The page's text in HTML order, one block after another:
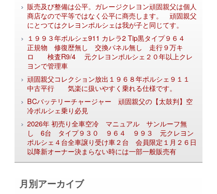
販売及び整備は公平。ガレージクレヨン頑固親父は個人
商店なので平等ではなく公平に商売します。 頑固親父
にとつてはクレヨンポルシェは我が子と同じてす。
１９９３年ポルシェ911 カレラ2 Tip黒タイプ９６４
正規物 修復歴無し 交換パネル無し 走行９万キ
ロ 検査R9/4 元クレヨンポルシェ２０年以上クレ
ヨンで管理車
頑固親父コレクション放出１９６８年ポルシェ９１１
中古平行 気楽に扱いやすく乗れる仕様です。
BCバッテリーチャージャー 頑固親父の【太鼓判】空
冷ポルシェ乗り必見
2026年 初売り全車空冷 マニュアル サンルーフ無
し 6台 タイプ９３０ ９６４ ９９３ 元クレヨン
ポルシェ４台全車譲り受け車２台 会員限定１月２６日
以降新オーナー決まらない時には一部一般販売有
月別アーカイブ